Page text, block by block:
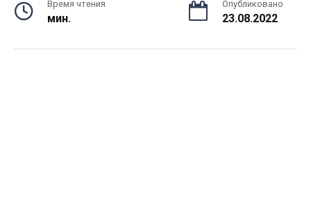
Время чтения
мин.
Опубликовано
23.08.2022